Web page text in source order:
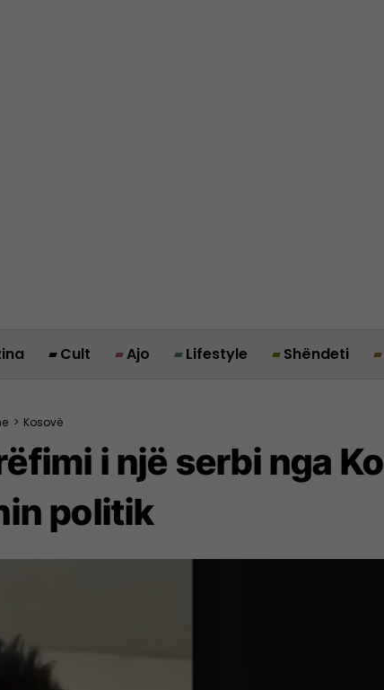
Cult Ajo Lifestyle Shëndeti
> Kosovë
i një serbi nga
politik